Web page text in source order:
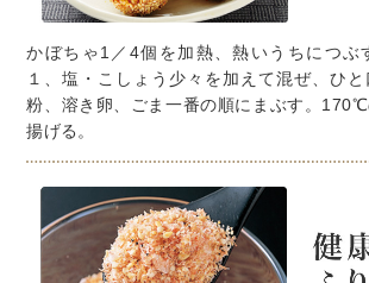
かぼちゃ1／4個を加熱、熱いうちにつぶ
１、塩・こしょう少々を加えて混ぜ、ひ
粉、溶き卵、ごま一番の順にまぶす。170℃
揚げる。